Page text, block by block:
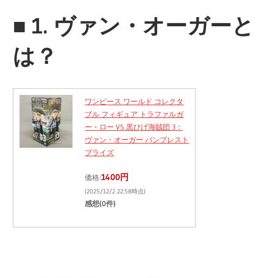
■1. ヴァン・オーガーと
は？
ワンピース ワールド コレクタ
ブル フィギュア トラファルガ
ー・ロー VS 黒ひげ海賊団 3：
ヴァン・オーガー バンプレスト
プライズ
価格:1400円
(2025/12/2 22:58時点)
感想(0件)